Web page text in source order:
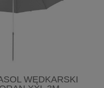
WĘDKARSKI